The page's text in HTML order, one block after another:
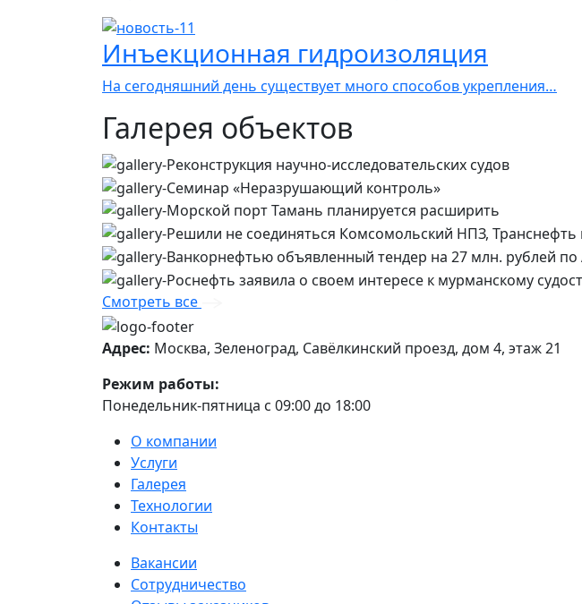
Инъекционная гидроизоляция
На сегодняшний день существует много способов укрепления…
Галерея объектов
Смотреть все
Адрес: Москва, Зеленоград, Савёлкинский проезд, дом 4, этаж 21
Режим работы:
Понедельник-пятница с 09:00 до 18:00
О компании
Услуги
Галерея
Технологии
Контакты
Вакансии
Сотрудничество